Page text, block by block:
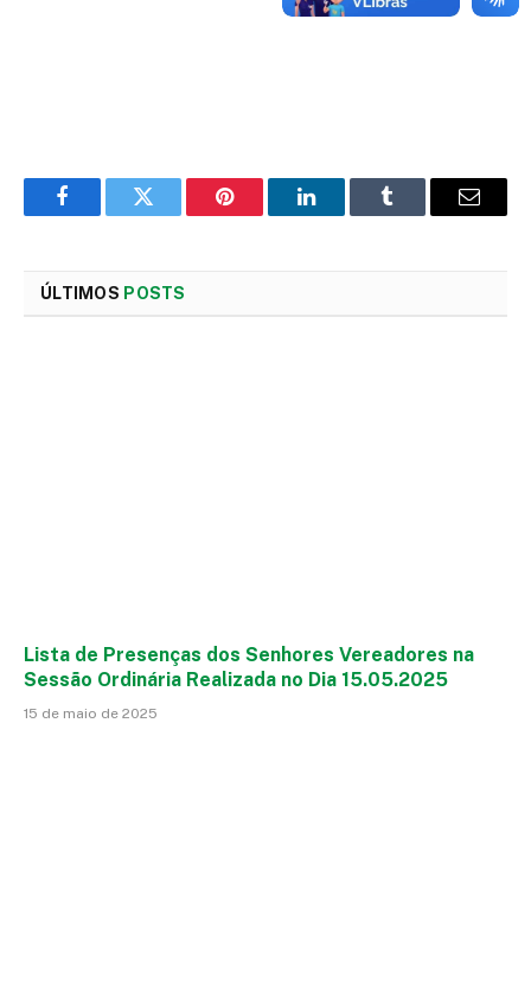
FacebookTwitter Pinterest LinkedInTumblr
E-
ÚLTIMOS POSTS
Lista de Presenças dos Senhores Vereadores na
Sessão Ordinária Realizada no Dia 15.05.2025
15 de maio de 2025